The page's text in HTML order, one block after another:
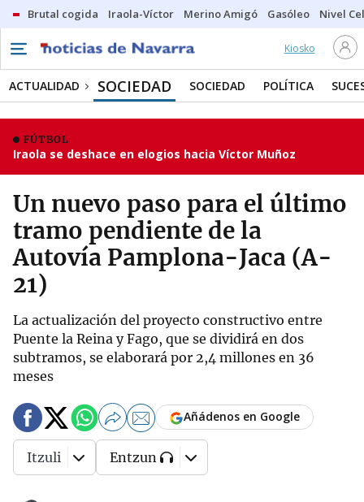
Brutal cogida Iraola-Víctor Merino Amigó Gasóleo Nivel
Kiosko
ACTUALIDAD SOCIEDAD SOCIEDAD POLÍTICA
FÚTBOL
Iraola se deshace en elogios hacia Víctor Muñoz
Un nuevo paso para el último
tramo pendiente de la
Autovía Pamplona-Jaca (A-
21)
La actualización del proyecto constructivo entre
Puente la Reina y Fago, que se dividirá en dos
subtramos, se elaborará por 2,4 millones en 36
meses
Añádenos en Google
Itzuli Entzun